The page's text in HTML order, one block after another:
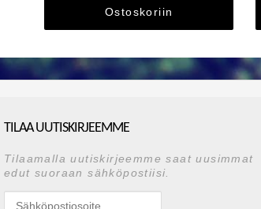
Ostoskoriin
TILAA UUTISKIRJEEMME
Tilaamalla uutiskirjeemme saat uusimmat
edut suoraan sähköpostiisi.